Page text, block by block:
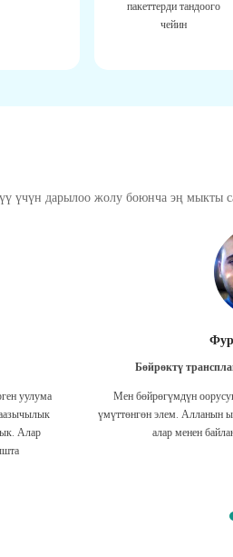
пакеттерди тандоого
чейин
үчүн дарылоо жолу боюнча эң мыкты
уулума
Алар
Бөйрөктү
Мен бөйрөгүмдүн
үмүттөнгөн элем. Алланын
алар менен